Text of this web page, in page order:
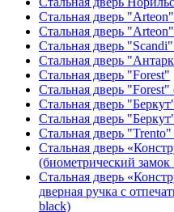
Стальная дверь
Стальная дверь
Стальная дверь
Стальная дверь
Стальная дверь "Forest"
Стальная дверь "Forest"
Стальная дверь
Стальная дверь
Стальная дверь
Стальная дверь
(биометрический
Стальная дверь
дверная ручка с
black)